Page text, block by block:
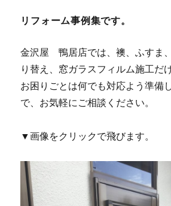
リフォーム事例集です。
金沢屋 鴨居店では、襖、ふすま
り替え、窓ガラスフィルム施工だ
お困りごとは何でも対応よう準備
で、お気軽にご相談ください。
▼画像をクリックで飛びます。